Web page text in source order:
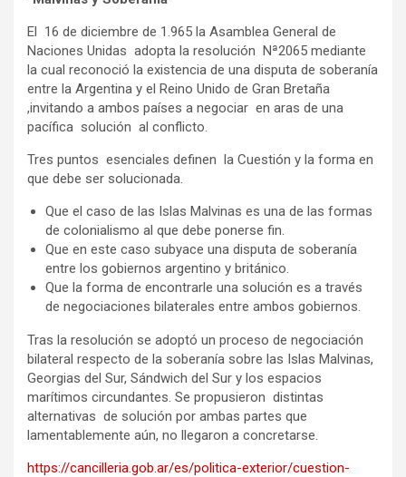
El 16 de diciembre de 1.965 la Asamblea General de
Naciones Unidas adopta la resolución Nª2065 mediante
la cual reconoció la existencia de una disputa de soberanía
entre la Argentina y el Reino Unido de Gran Bretaña
,invitando a ambos países a negociar en aras de una
pacífica solución al conflicto.
Tres puntos esenciales definen la Cuestión y la forma en
que debe ser solucionada.
Que el caso de las Islas Malvinas es una de las formas
de colonialismo al que debe ponerse fin.
Que en este caso subyace una disputa de soberanía
entre los gobiernos argentino y británico.
Que la forma de encontrarle una solución es a través
de negociaciones bilaterales entre ambos gobiernos.
Tras la resolución se adoptó un proceso de negociación
bilateral respecto de la soberanía sobre las Islas Malvinas,
Georgias del Sur, Sándwich del Sur y los espacios
marítimos circundantes. Se propusieron distintas
alternativas de solución por ambas partes que
lamentablemente aún, no llegaron a concretarse.
https://cancilleria.gob.ar/es/politica-exterior/cuestion-